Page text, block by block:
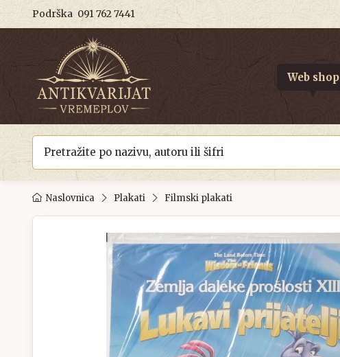
Podrška 091 762 7441
Web shop
Naslovnica Plakati Filmski plakati